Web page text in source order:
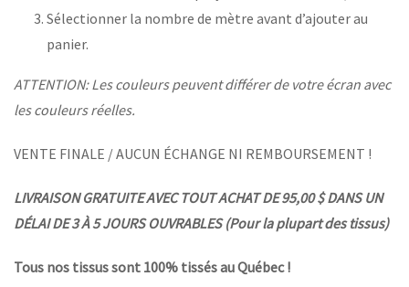
Sélectionner la nombre de mètre avant d’ajouter au
panier.
ATTENTION: Les couleurs peuvent différer de votre écran avec
les couleurs réelles.
VENTE FINALE / AUCUN ÉCHANGE NI REMBOURSEMENT !
LIVRAISON GRATUITE AVEC TOUT ACHAT DE 95,00 $ DANS UN
DÉLAI DE 3 À 5 JOURS OUVRABLES (Pour la plupart des tissus)
Tous nos tissus sont 100% tissés au Québec !